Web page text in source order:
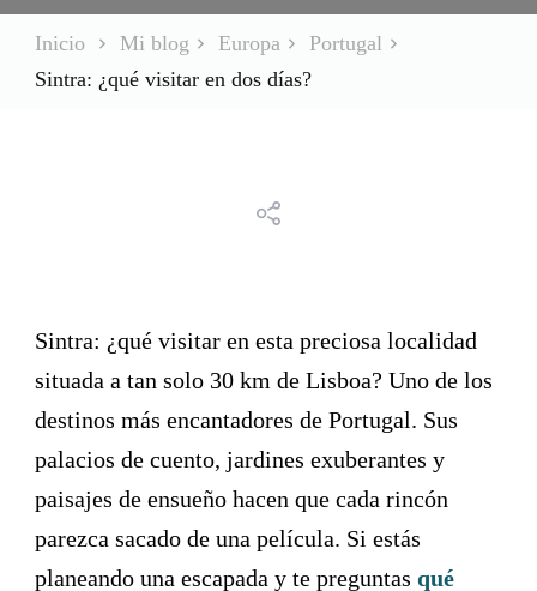
Inicio Mi blog Europa
Portugal
Sintra: ¿qué visitar en dos días?
Sintra: ¿qué visitar en esta preciosa localidad
situada a tan solo 30 km de Lisboa? Uno de los
destinos más encantadores de Portugal. Sus
palacios de cuento, jardines exuberantes y
paisajes de ensueño hacen que cada rincón
parezca sacado de una película. Si estás
planeando una escapada y te preguntas qué